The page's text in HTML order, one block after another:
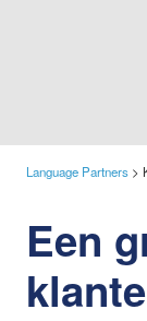
Language Partners >
Een